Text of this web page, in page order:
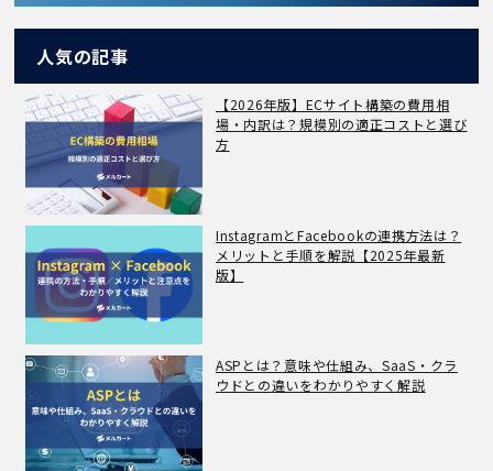
人気の記事
【2026年版】ECサイト構築の費用相
場・内訳は？規模別の適正コストと選び
方
InstagramとFacebookの連携方法は？
メリットと手順を解説【2025年最新
版】
ASPとは？意味や仕組み、SaaS・クラ
ウドとの違いをわかりやすく解説